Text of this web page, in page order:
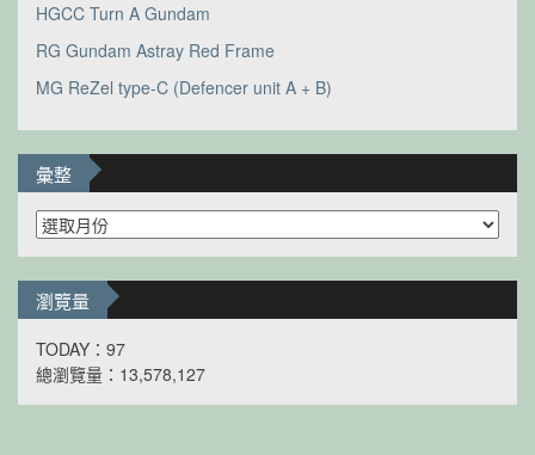
HGCC Turn A Gundam
RG Gundam Astray Red Frame
MG ReZel type-C (Defencer unit A + B)
彙整
彙
整
瀏覽量
TODAY：97
總瀏覽量：13,578,127